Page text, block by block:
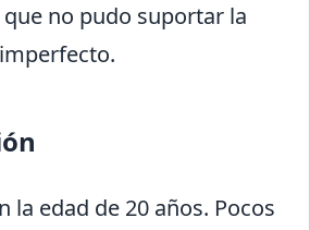
no pudo suportar la
la edad de 20 años. Pocos